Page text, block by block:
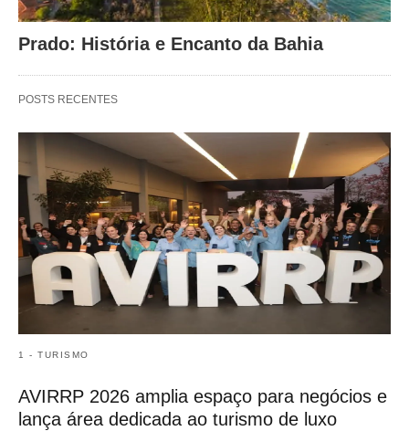
Prado: História e Encanto da Bahia
POSTS RECENTES
1 - TURISMO
AVIRRP 2026 amplia espaço para negócios e
lança área dedicada ao turismo de luxo